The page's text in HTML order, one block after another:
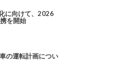
に向けて、2026
を開始
の運転計画につい